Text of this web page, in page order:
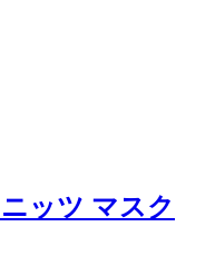
ッツ マスク